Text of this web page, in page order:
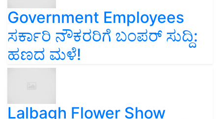
Government Employees
ಸರ್ಕಾರಿ ನೌಕರರಿಗೆ ಬಂಪರ್‌ ಸುದ್ದಿ:
ಹಣದ ಮಳೆ!
Lalbagh Flower Show